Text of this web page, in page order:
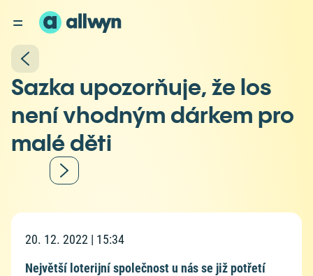
Sazka upozorňuje, že los
není vhodným dárkem pro
malé děti
20. 12. 2022 | 15:34
Největší loterijní společnost u nás se již potřetí